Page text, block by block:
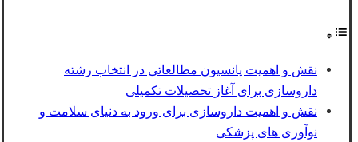
نقش و اهمیت پانسیون مطالعاتی در انتخاب رشته
داروسازی برای آغاز تحصیلات تکمیلی
نقش و اهمیت داروسازی برای ورود به دنیای سلامت و
نوآوری های‌ پزشکی